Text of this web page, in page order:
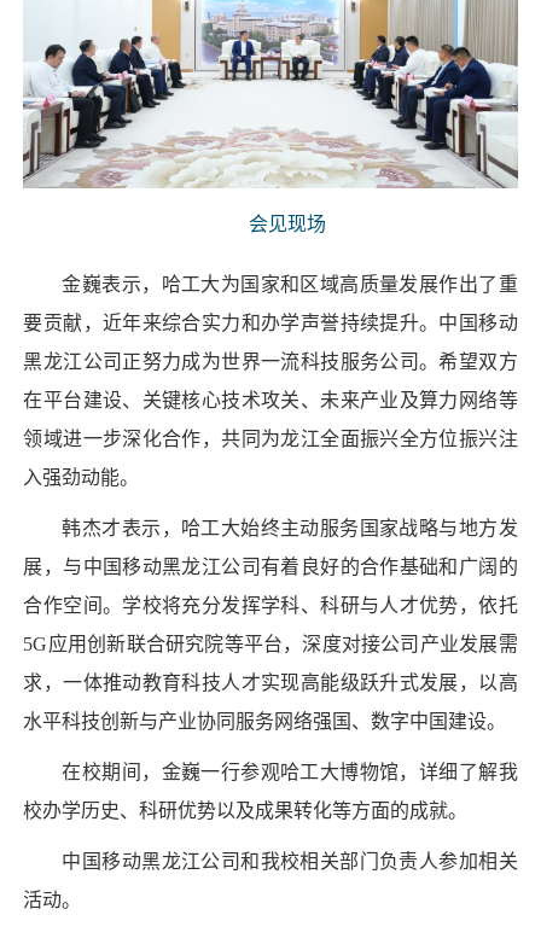
会见现场
金巍表示，哈工大为国家和区域高质量发展作出了重
要贡献，近年来综合实力和办学声誉持续提升。中国移动
黑龙江公司正努力成为世界一流科技服务公司。希望双方
在平台建设、关键核心技术攻关、未来产业及算力网络等
领域进一步深化合作，共同为龙江全面振兴全方位振兴注
入强劲动能。
韩杰才表示，哈工大始终主动服务国家战略与地方发
展，与中国移动黑龙江公司有着良好的合作基础和广阔的
合作空间。学校将充分发挥学科、科研与人才优势，依托
5G应用创新联合研究院等平台，深度对接公司产业发展需
求，一体推动教育科技人才实现高能级跃升式发展，以高
水平科技创新与产业协同服务网络强国、数字中国建设。
在校期间，金巍一行参观哈工大博物馆，详细了解我
校办学历史、科研优势以及成果转化等方面的成就。
中国移动黑龙江公司和我校相关部门负责人参加相关
活动。